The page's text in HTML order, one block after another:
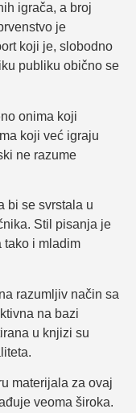
igrača, a broj
je
koji je, slobodno
publiku obično se
onima koji
koji već igraju
ne razume
bi se svrstala u
Stil pisanja je
tako i mladim
razumljiv način sa
na bazi
u knjizi su
materijala za ovaj
veoma široka.